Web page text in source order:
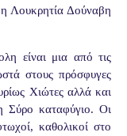
Λουκρητία Δούναβη
είναι μια από τις
στους πρόσφυγες
Χιώτες αλλά και
Σύρο καταφύγιο. Οι
καθολικοί στο